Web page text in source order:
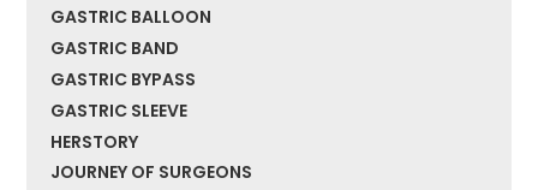
GASTRIC BALLOON
GASTRIC BAND
GASTRIC BYPASS
GASTRIC SLEEVE
HERSTORY
JOURNEY OF SURGEONS